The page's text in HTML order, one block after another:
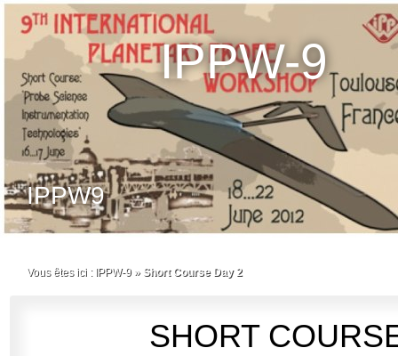
IPPW-9
IPPW9
Vous êtes ici : IPPW-9» Short Course Day 2
SHORT